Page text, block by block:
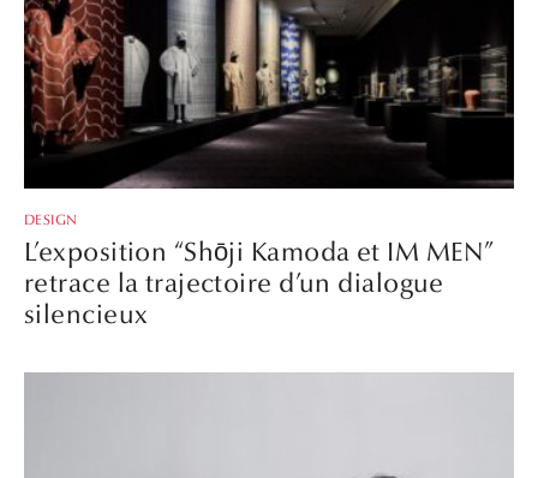
DESIGN
L’exposition “Shōji Kamoda et IM MEN”
retrace la trajectoire d’un dialogue
silencieux